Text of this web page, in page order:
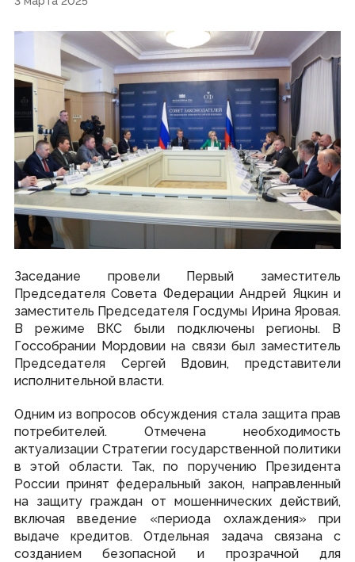
СМИ, учрежденные Государственным Собранием РМ
Аккредитация СМИ при Государственном Собрании РМ
Контакты пресс-службы
Выступления Председателя Госсударственного
Собрания Республики Мордовия
Законодательная деятельность
Законопроекты и проекты постановлений
Итоги деятельности Государственного Собрания
Повестки сессий
План законопроектной работы
Результаты голосований
Стенограммы заседаний
Порядок обжалования законов
Представительная деятельность
Межпарламентское сотрудничество
Консультативные органы при Государственном Собрании
Дни депутата
Совет законодателей Приволжского федерального
округа
Наградная деятельность
Почетная Грамота Государственного Собрания
Благодарность Председателя Государственного
Собрания
Знак за заслуги в развитии законодательства и
парламентаризма
Информация
Заседание провели Первый заместитель
Председателя Совета Федерации Андрей Яцкин и
заместитель Председателя Госдумы Ирина Яровая.
В режиме ВКС были подключены регионы. В
Госсобрании Мордовии на связи был заместитель
Председателя Сергей Вдовин, представители
исполнительной власти.
Одним из вопросов обсуждения стала защита прав
потребителей. Отмечена необходимость
актуализации Стратегии государственной политики
в этой области. Так, по поручению Президента
России принят федеральный закон, направленный
на защиту граждан от мошеннических действий,
включая введение «периода охлаждения» при
выдаче кредитов. Отдельная задача связана с
созданием безопасной и прозрачной для